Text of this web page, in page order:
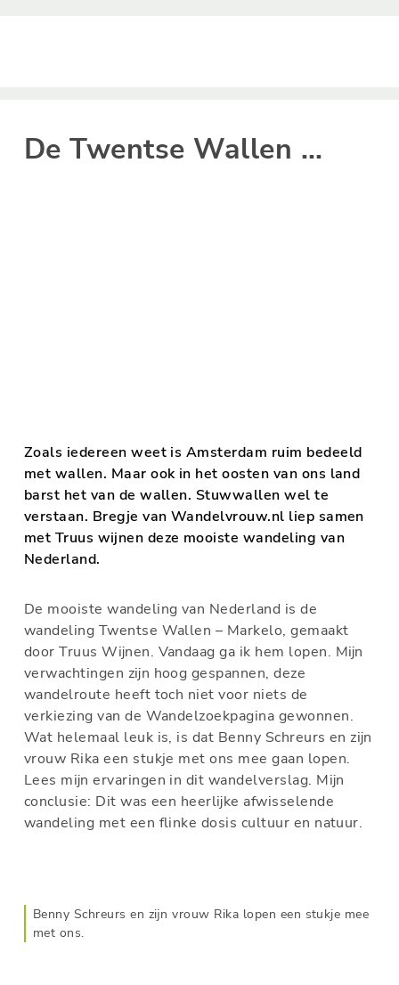
De Twentse Wallen ...
Zoals iedereen weet is Amsterdam ruim bedeeld
met wallen. Maar ook in het oosten van ons land
barst het van de wallen. Stuwwallen wel te
verstaan. Bregje van Wandelvrouw.nl liep samen
met Truus wijnen deze mooiste wandeling van
Nederland.
De mooiste wandeling van Nederland is de
wandeling Twentse Wallen – Markelo, gemaakt
door Truus Wijnen. Vandaag ga ik hem lopen. Mijn
verwachtingen zijn hoog gespannen, deze
wandelroute heeft toch niet voor niets de
verkiezing van de Wandelzoekpagina gewonnen.
Wat helemaal leuk is, is dat Benny Schreurs en zijn
vrouw Rika een stukje met ons mee gaan lopen.
Lees mijn ervaringen in dit wandelverslag. Mijn
conclusie: Dit was een heerlijke afwisselende
wandeling met een flinke dosis cultuur en natuur.
Benny Schreurs en zijn vrouw Rika lopen een stukje mee
met ons.